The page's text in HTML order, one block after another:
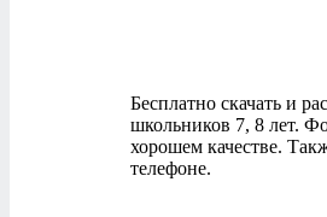
Бесплатно скачать и
школьников 7, 8 лет.
хорошем качестве.
телефоне.